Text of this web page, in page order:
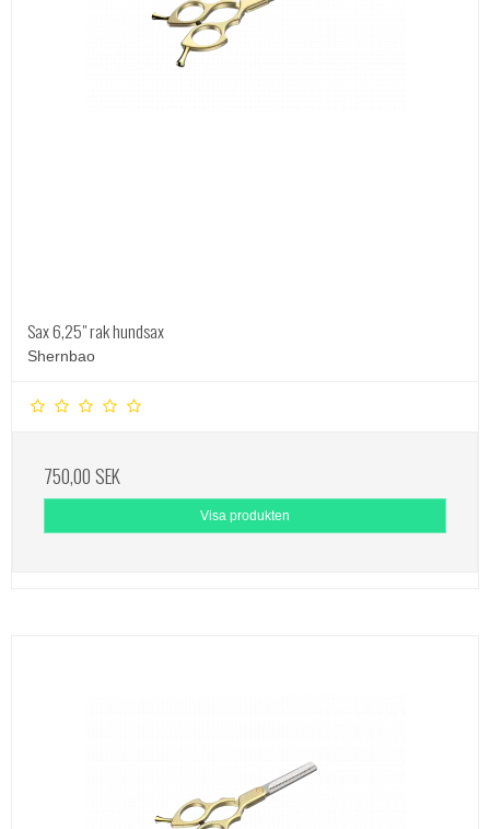
Sax 6,25" rak hundsax
Shernbao
750,00 SEK
Visa produkten